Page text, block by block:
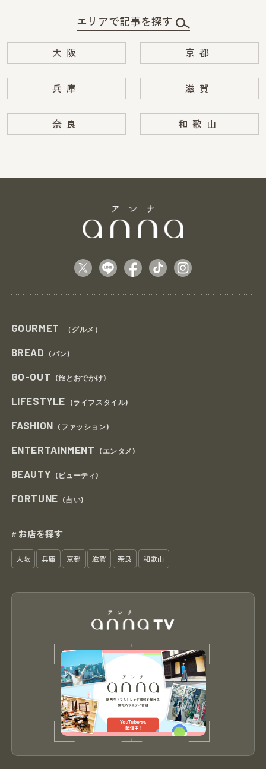
エリアで記事を探す
大阪 京都
兵庫 滋賀
奈良 和歌山
GOURMET （グルメ）
BREAD (パン)
GO-OUT (旅とおでかけ)
LIFESTYLE (ライフスタイル)
FASHION (ファッション)
ENTERTAINMENT (エンタメ)
BEAUTY (ビューティ)
FORTUNE (占い)
# お店を探す
大阪 兵庫 京都 滋賀 奈良 和歌山